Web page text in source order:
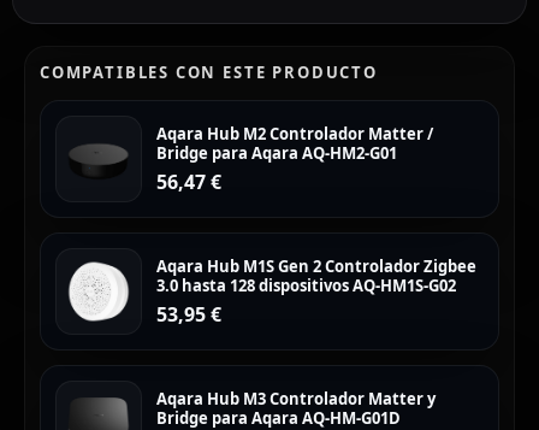
COMPATIBLES CON ESTE PRODUCTO
Aqara Hub M2 Controlador Matter /
Bridge para Aqara AQ-HM2-G01
56,47€
Aqara Hub M1S Gen 2 Controlador Zigbee
3.0 hasta 128 dispositivos AQ-HM1S-G02
53,95€
Aqara Hub M3 Controlador Matter y
Bridge para Aqara AQ-HM-G01D